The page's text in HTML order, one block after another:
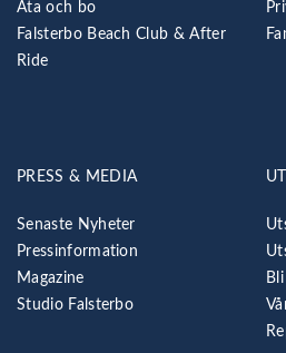
Äta och bo
Falsterbo Beach Club & After
Ride
PRESS & MEDIA
Senaste Nyheter
Pressinformation
Magazine
Studio Falsterbo